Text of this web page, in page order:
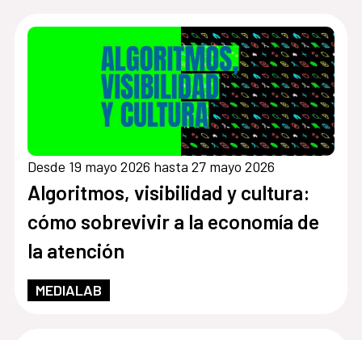
Desde 19 mayo 2026 hasta 27 mayo 2026
Algoritmos, visibilidad y cultura:
cómo sobrevivir a la economía de
la atención
MEDIALAB